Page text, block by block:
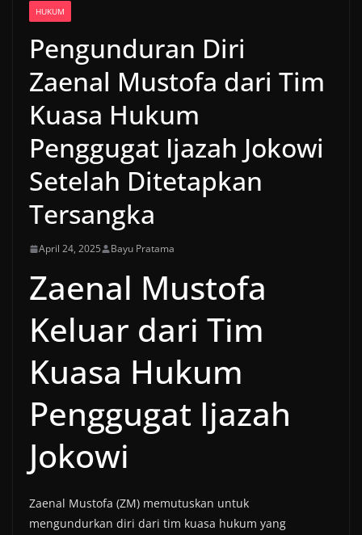
HUKUM
Pengunduran Diri
Zaenal Mustofa dari Tim
Kuasa Hukum
Penggugat Ijazah Jokowi
Setelah Ditetapkan
Tersangka
April 24, 2025 Bayu Pratama
Zaenal Mustofa
Keluar dari Tim
Kuasa Hukum
Penggugat Ijazah
Jokowi
Zaenal Mustofa (ZM) memutuskan untuk
mengundurkan diri dari tim kuasa hukum yang